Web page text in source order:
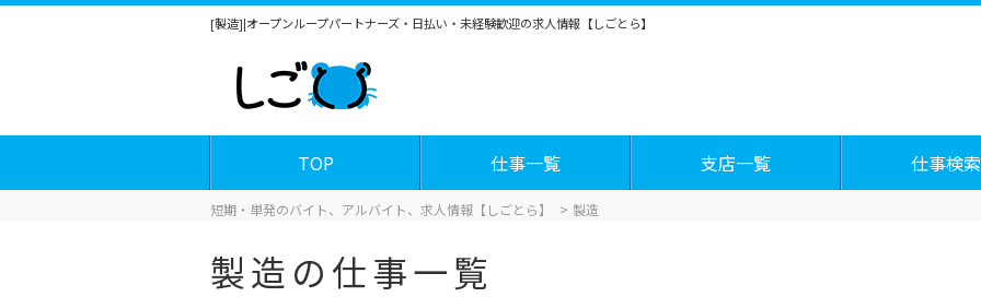
[製造]|オープンループパートナーズ・日払い・未経験歓迎の求人情報【しごとら】
TOP 仕事一覧 支店一覧 仕事検索
短期・単発のバイト、アルバイト、求人情報【しごとら】 製造
製造の仕事一覧